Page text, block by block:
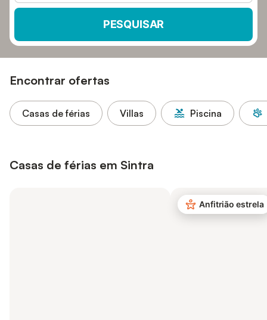
PESQUISAR
Encontrar ofertas
Casas de férias Villas Piscina
Casas de férias em Sintra
Anfitrião estrela